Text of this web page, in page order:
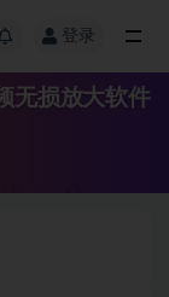
登录
无损放大软件